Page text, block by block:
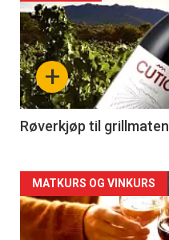
akkurat
nå
-
4
+
Røverkjøp til grillmaten
Forsiden
akkurat
MATKURS OG VINKURS